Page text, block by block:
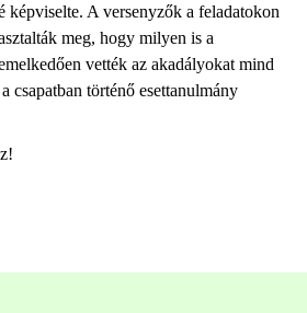
képviselte. A versenyzők a feladatokon
meg, hogy milyen is a
vették az akadályokat mind
csapatban történő esettanulmány